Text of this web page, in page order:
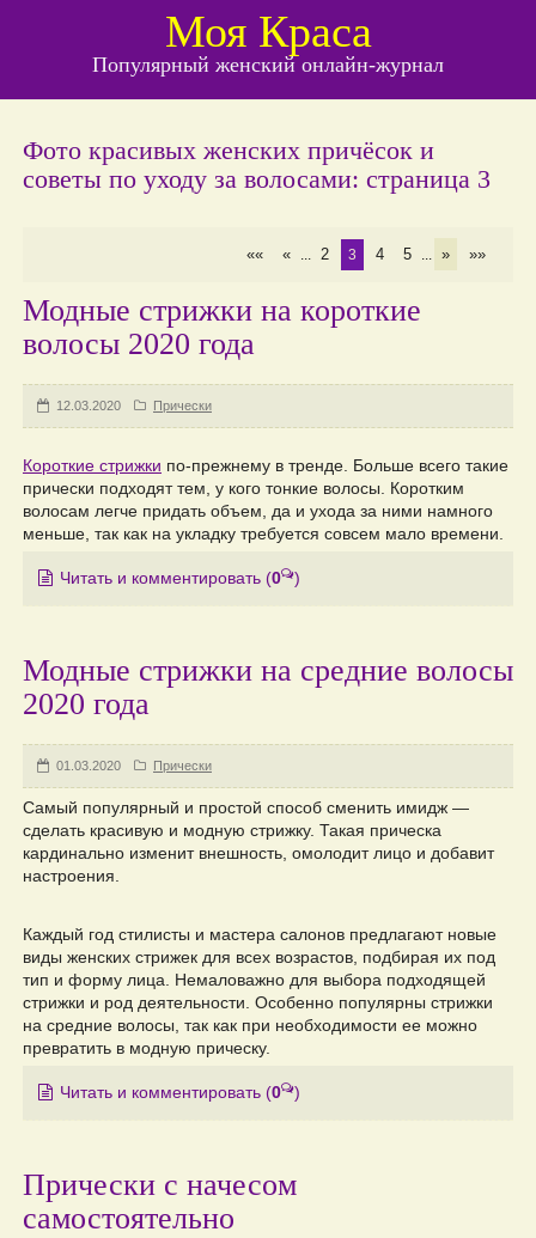
Моя Краса
Популярный женский онлайн-журнал
Фото красивых женских причёсок и
советы по уходу за волосами: страница 3
«« « ... 2 3 4 5 ... » »»
Модные стрижки на короткие
волосы 2020 года
12.03.2020 Прически
Короткие стрижки по-прежнему в тренде. Больше всего такие
прически подходят тем, у кого тонкие волосы. Коротким
волосам легче придать объем, да и ухода за ними намного
меньше, так как на укладку требуется совсем мало времени.
Читать и комментировать (0 )
Модные стрижки на средние волосы
2020 года
01.03.2020 Прически
Самый популярный и простой способ сменить имидж —
сделать красивую и модную стрижку. Такая прическа
кардинально изменит внешность, омолодит лицо и добавит
настроения.
Каждый год стилисты и мастера салонов предлагают новые
виды женских стрижек для всех возрастов, подбирая их под
тип и форму лица. Немаловажно для выбора подходящей
стрижки и род деятельности. Особенно популярны стрижки
на средние волосы, так как при необходимости ее можно
превратить в модную прическу.
Читать и комментировать (0 )
Прически с начесом
самостоятельно